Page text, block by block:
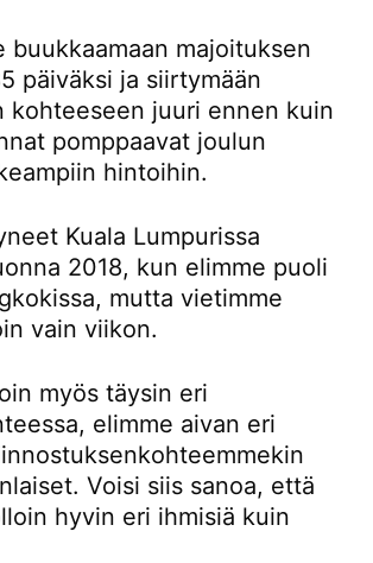
buukkaamaan majoituksen
päiväksi ja siirtymään
kohteeseen juuri ennen kuin
pomppaavat joulun
hintoihin.
Kuala Lumpurissa
2018, kun elimme puoli
mutta vietimme
vain viikon.
myös täysin eri
elimme aivan eri
Voisi siis sanoa, että
hyvin eri ihmisiä kuin